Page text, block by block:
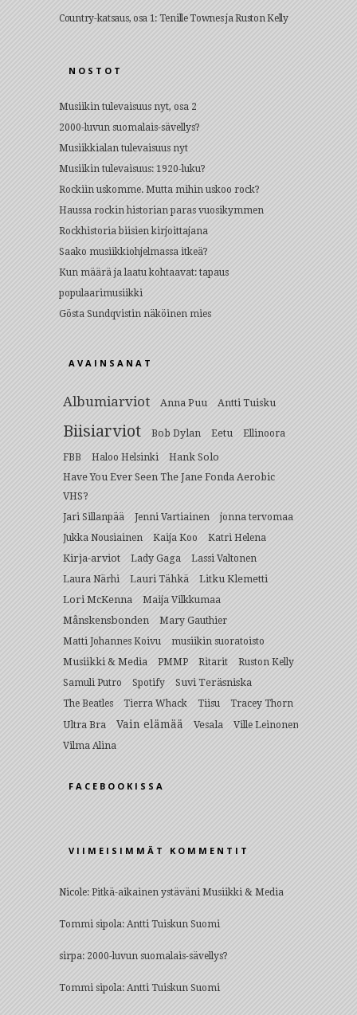
Country-katsaus, osa 1: Tenille Townes ja Ruston Kelly
NOSTOT
Musiikin tulevaisuus nyt, osa 2
2000-luvun suomalais-sävellys?
Musiikkialan tulevaisuus nyt
Musiikin tulevaisuus: 1920-luku?
Rockiin uskomme. Mutta mihin uskoo rock?
Haussa rockin historian paras vuosikymmen
Rockhistoria biisien kirjoittajana
Saako musiikkiohjelmassa itkeä?
Kun määrä ja laatu kohtaavat: tapaus
populaarimusiikki
Gösta Sundqvistin näköinen mies
AVAINSANAT
Albumiarviot Anna Puu Antti Tuisku
Biisiarviot Bob Dylan Eetu Ellinoora
FBB Haloo Helsinki
Hank Solo
Have You Ever Seen The Jane Fonda Aerobic
VHS?
Jari Sillanpää Jenni Vartiainen
jonna tervomaa
Jukka Nousiainen
Kaija Koo Katri Helena
Kirja-arviot Lady Gaga
Lassi Valtonen
Laura Närhi
Lauri Tähkä
Litku Klemetti
Lori McKenna
Maija Vilkkumaa
Månskensbonden
Mary Gauthier
Matti Johannes Koivu
musiikin suoratoisto
Musiikki & Media PMMP Ritarit
Ruston Kelly
Samuli Putro
Spotify Suvi Teräsniska
The Beatles Tierra Whack Tiisu Tracey Thorn
Ultra Bra Vain elämää Vesala
Ville Leinonen
Vilma Alina
FACEBOOKISSA
VIIMEISIMMÄT KOMMENTIT
Nicole: Pitkä-aikainen ystäväni Musiikki & Media
Tommi sipola: Antti Tuiskun Suomi
sirpa: 2000-luvun suomalais-sävellys?
Tommi sipola: Antti Tuiskun Suomi